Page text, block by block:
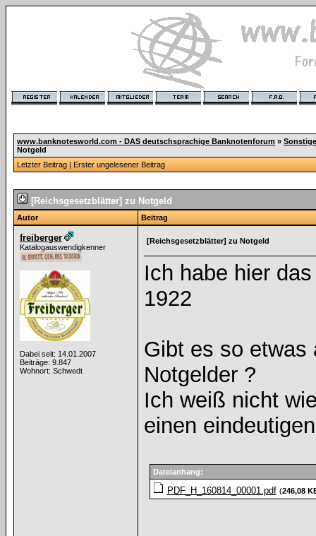
www.banknotesworld.com - DAS deutschsprachige Banknotenforum »
Notgeld
Letzter Beitrag | Erster ungelesener Beitrag
[Reichsgesetzblätter] zu Notgeld
Autor Beitrag
freiberger
Katalogauswendigkenner
Dabei seit: 14.01.2007
Beiträge: 9.847
Wohnort: Schwedt
[Reichsgesetzblätter] zu Notgeld
Ich habe hier
1922
Gibt es so etwas
Notgelder ?
Ich weiß nicht
einen
Dateianhang:
PDF_H_160814_00001.pdf (246,08